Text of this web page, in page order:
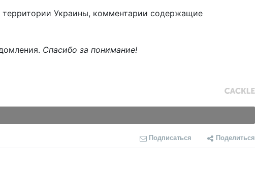
Украины, комментарии содержащие
Спасибо за понимание!
Подписаться Поделиться